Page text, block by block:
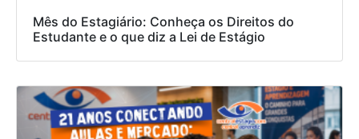
Mês do Estagiário: Conheça os Direitos do
Estudante e o que diz a Lei de Estágio